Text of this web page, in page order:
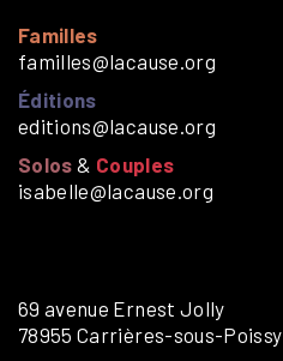
Familles
familles@lacause.org
Éditions
editions@lacause.org
Solos & Couples
isabelle@lacause.org
69 avenue Ernest Jolly
78955 Carrières-sous-Poissy